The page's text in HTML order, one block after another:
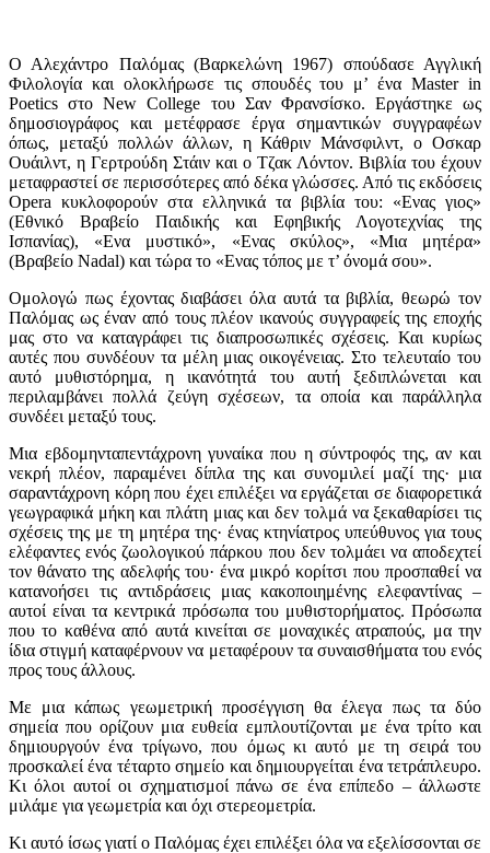
Ο Αλεχάντρο Παλόμας (Βαρκελώνη 1967) σπούδασε Αγγλική
Φιλολογία και ολοκλήρωσε τις σπουδές του μ’ ένα Master in
Poetics στο New College του Σαν Φρανσίσκο. Εργάστηκε ως
δημοσιογράφος και μετέφρασε έργα σημαντικών συγγραφέων
όπως, μεταξύ πολλών άλλων, η Κάθριν Μάνσφιλντ, ο Οσκαρ
Ουάιλντ, η Γερτρούδη Στάιν και ο Τζακ Λόντον. Βιβλία του έχουν
μεταφραστεί σε περισσότερες από δέκα γλώσσες. Από τις εκδόσεις
Opera κυκλοφορούν στα ελληνικά τα βιβλία του: «Ενας γιος»
(Εθνικό Βραβείο Παιδικής και Εφηβικής Λογοτεχνίας της
Ισπανίας), «Ενα μυστικό», «Ενας σκύλος», «Μια μητέρα»
(Βραβείο Nadal) και τώρα το «Ενας τόπος με τ’ όνομά σου».
Ομολογώ πως έχοντας διαβάσει όλα αυτά τα βιβλία, θεωρώ τον
Παλόμας ως έναν από τους πλέον ικανούς συγγραφείς της εποχής
μας στο να καταγράφει τις διαπροσωπικές σχέσεις. Και κυρίως
αυτές που συνδέουν τα μέλη μιας οικογένειας. Στο τελευταίο του
αυτό μυθιστόρημα, η ικανότητά του αυτή ξεδιπλώνεται και
περιλαμβάνει πολλά ζεύγη σχέσεων, τα οποία και παράλληλα
συνδέει μεταξύ τους.
Μια εβδομηνταπεντάχρονη γυναίκα που η σύντροφός της, αν και
νεκρή πλέον, παραμένει δίπλα της και συνομιλεί μαζί της· μια
σαραντάχρονη κόρη που έχει επιλέξει να εργάζεται σε διαφορετικά
γεωγραφικά μήκη και πλάτη μιας και δεν τολμά να ξεκαθαρίσει τις
σχέσεις της με τη μητέρα της· ένας κτηνίατρος υπεύθυνος για τους
ελέφαντες ενός ζωολογικού πάρκου που δεν τολμάει να αποδεχτεί
τον θάνατο της αδελφής του· ένα μικρό κορίτσι που προσπαθεί να
κατανοήσει τις αντιδράσεις μιας κακοποιημένης ελεφαντίνας –
αυτοί είναι τα κεντρικά πρόσωπα του μυθιστορήματος. Πρόσωπα
που το καθένα από αυτά κινείται σε μοναχικές ατραπούς, μα την
ίδια στιγμή καταφέρνουν να μεταφέρουν τα συναισθήματα του ενός
προς τους άλλους.
Με μια κάπως γεωμετρική προσέγγιση θα έλεγα πως τα δύο
σημεία που ορίζουν μια ευθεία εμπλουτίζονται με ένα τρίτο και
δημιουργούν ένα τρίγωνο, που όμως κι αυτό με τη σειρά του
προσκαλεί ένα τέταρτο σημείο και δημιουργείται ένα τετράπλευρο.
Κι όλοι αυτοί οι σχηματισμοί πάνω σε ένα επίπεδο – άλλωστε
μιλάμε για γεωμετρία και όχι στερεομετρία.
Κι αυτό ίσως γιατί ο Παλόμας έχει επιλέξει όλα να εξελίσσονται σε